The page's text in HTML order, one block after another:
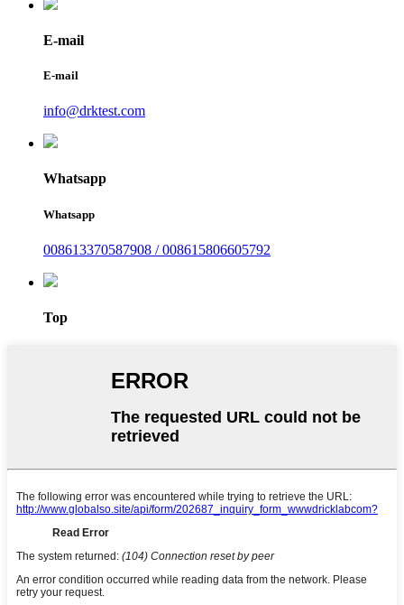
E-mail
E-mail
info@drktest.com
Whatsapp
Whatsapp
008613370587908 / 008615806605792
Top